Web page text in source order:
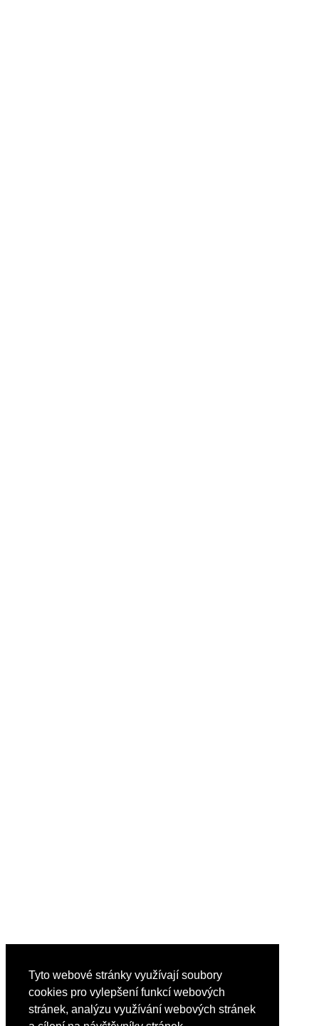
Tyto webové stránky využívají soubory
cookies pro vylepšení funkcí webových
stránek, analýzu využívání webových stránek